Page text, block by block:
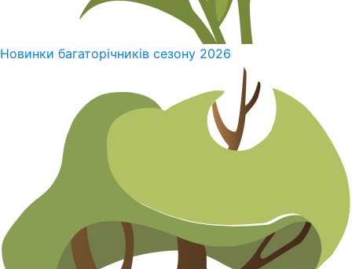
Новинки багаторічників сезону 2026